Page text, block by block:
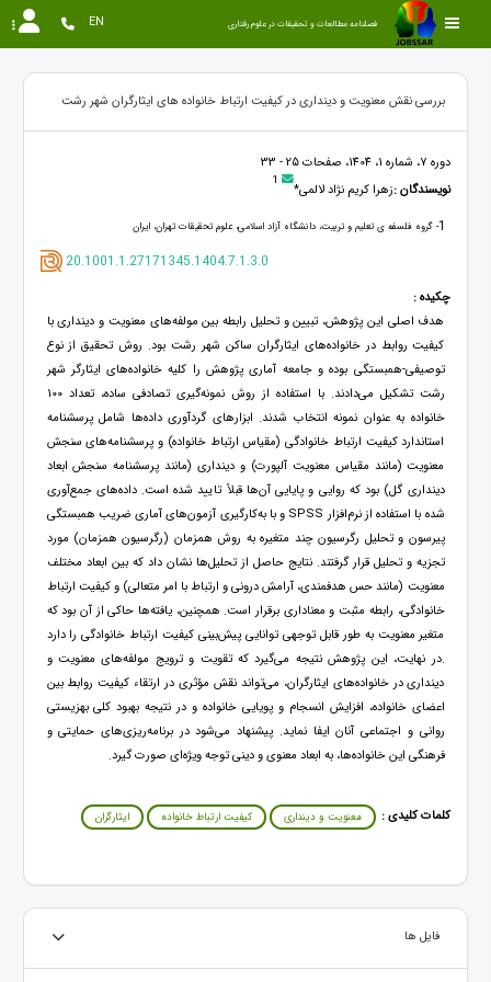
فصلنامه مطالعات و تحقیقات در علوم رفتاری EN
بررسی نقش معنویت و دینداری در کیفیت ارتباط خانواده های ایثارگران شهر رشت
دوره 7، شماره 1، 1404، صفحات 25 - 33
نویسندگان :زهرا کریم نژاد لالمی* 1
1- گروه فلسفه ی تعلیم و تربیت، دانشگاه آزاد اسلامی، علوم تحقیقات تهران، ایران
20.1001.1.27171345.1404.7.1.3.0
چکیده :
هدف اصلی این پژوهش، تبیین و تحلیل رابطه بین مولفه‌های معنویت و دینداری با
کیفیت روابط در خانواده‌های ایثارگران ساکن شهر رشت بود. روش تحقیق از نوع
توصیفی-همبستگی بوده و جامعه آماری پژوهش را کلیه خانواده‌های ایثارگر شهر
رشت تشکیل می‌دادند. با استفاده از روش نمونه‌گیری تصادفی ساده، تعداد 100
خانواده به عنوان نمونه انتخاب شدند. ابزارهای گردآوری داده‌ها شامل پرسشنامه
استاندارد کیفیت ارتباط خانوادگی (مقیاس ارتباط خانواده) و پرسشنامه‌های سنجش
معنویت (مانند مقیاس معنویت آلپورت) و دینداری (مانند پرسشنامه سنجش ابعاد
دینداری گل) بود که روایی و پایایی آن‌ها قبلاً تایید شده است. داده‌های جمع‌آوری
شده با استفاده از نرم‌افزار SPSS و با به‌کارگیری آزمون‌های آماری ضریب همبستگی
پیرسون و تحلیل رگرسیون چند متغیره به روش همزمان (رگرسیون همزمان) مورد
تجزیه و تحلیل قرار گرفتند. نتایج حاصل از تحلیل‌ها نشان داد که بین ابعاد مختلف
معنویت (مانند حس هدفمندی، آرامش درونی و ارتباط با امر متعالی) و کیفیت ارتباط
خانوادگی، رابطه مثبت و معناداری برقرار است. همچنین، یافته‌ها حاکی از آن بود که
متغیر معنویت به طور قابل توجهی توانایی پیش‌بینی کیفیت ارتباط خانوادگی را دارد
.در نهایت، این پژوهش نتیجه می‌گیرد که تقویت و ترویج مولفه‌های معنویت و
دینداری در خانواده‌های ایثارگران، می‌تواند نقش مؤثری در ارتقاء کیفیت روابط بین
اعضای خانواده، افزایش انسجام و پویایی خانواده و در نتیجه بهبود کلی بهزیستی
روانی و اجتماعی آنان ایفا نماید. پیشنهاد می‌شود در برنامه‌ریزی‌های حمایتی و
فرهنگی این خانواده‌ها، به ابعاد معنوی و دینی توجه ویژه‌ای صورت گیرد.
کلمات کلیدی : معنویت و دینداری کیفیت ارتباط خانواده ایثارگران
فایل ها